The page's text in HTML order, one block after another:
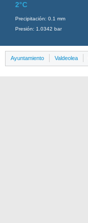
2°C
Precipitación: 0.1 mm
Presión: 1.0342 bar
Ayuntamiento Valdeolea